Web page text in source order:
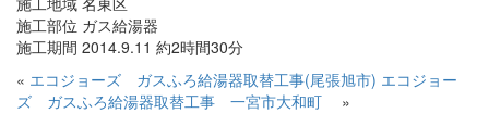
施工部位 ガス給湯器
施工期間 2014.9.11 約2時間30分
« エコジョーズ ガスふろ給湯器取替工事(尾張旭市) エコジョー
ズ ガスふろ給湯器取替工事 一宮市大和町
»